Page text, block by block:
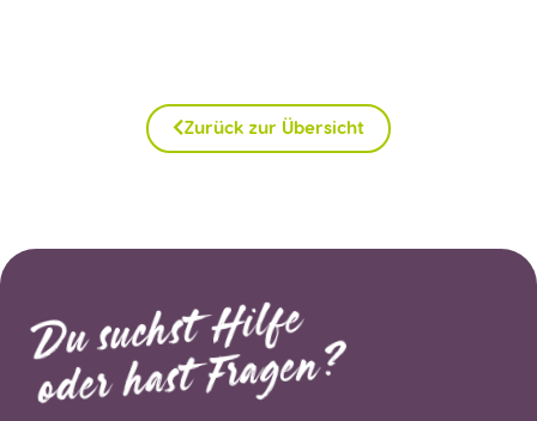
Zurück zur Übersicht
Du suchst Hilfe
oder hast Fragen?